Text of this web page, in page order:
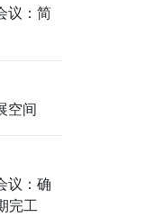
议：简
空间
议：确
完工